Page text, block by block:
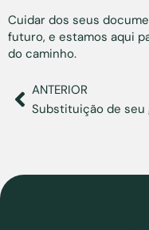
Cuidar dos seus
futuro, e estamos aqui
do caminho.
ANTERIOR